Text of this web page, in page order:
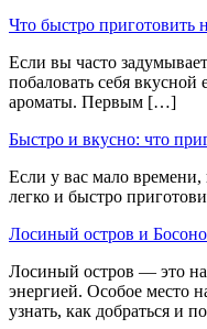
Что быстро приготовить
Если вы часто
побаловать себя
ароматы. Первым […]
Быстро и вкусно: что
Если у вас мало
легко и быстро
Лосиный остров и
Лосиный остров — это
энергией. Особое место
узнать, как добраться и